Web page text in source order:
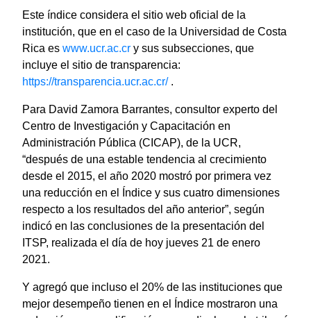
Este índice considera el sitio web oficial de la
institución, que en el caso de la Universidad de Costa
Rica es www.ucr.ac.cr y sus subsecciones, que
incluye el sitio de transparencia:
https://transparencia.ucr.ac.cr/.
Para David Zamora Barrantes, consultor experto del
Centro de Investigación y Capacitación en
Administración Pública (CICAP), de la UCR,
“después de una estable tendencia al crecimiento
desde el 2015, el año 2020 mostró por primera vez
una reducción en el Índice y sus cuatro dimensiones
respecto a los resultados del año anterior”, según
indicó en las conclusiones de la presentación del
ITSP, realizada el día de hoy jueves 21 de enero
2021.
Y agregó que incluso el 20% de las instituciones que
mejor desempeño tienen en el Índice mostraron una